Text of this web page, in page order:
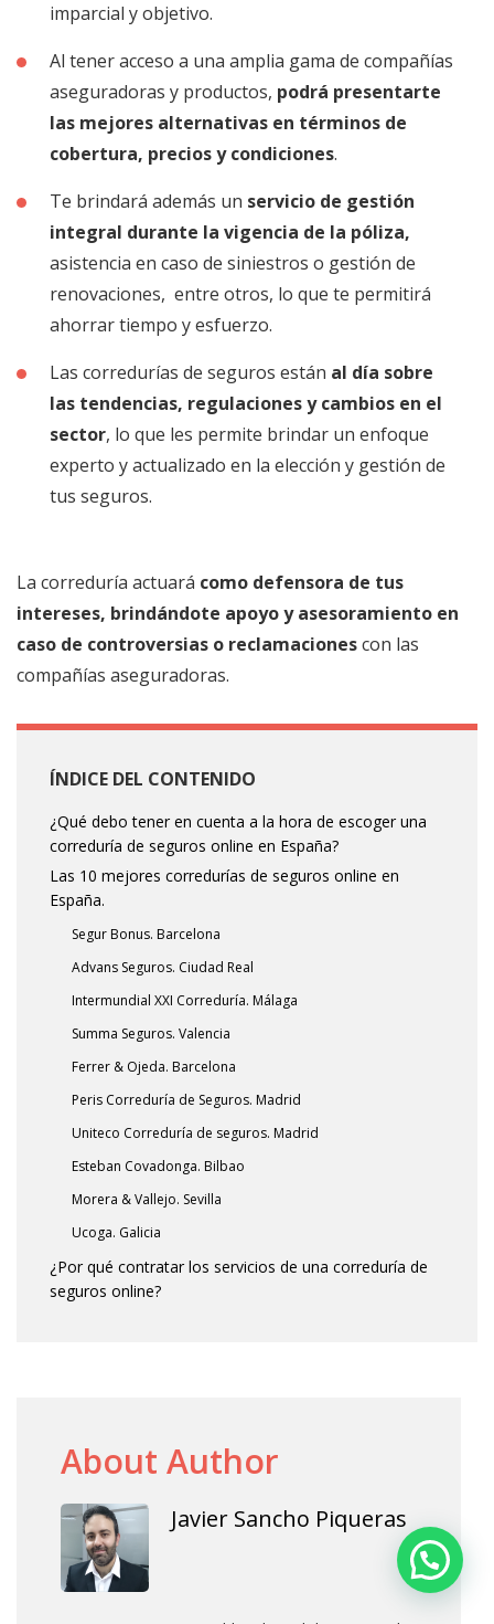
imparcial y objetivo.
Al tener acceso a una amplia gama de compañías
aseguradoras y productos, podrá presentarte
las mejores alternativas en términos de
cobertura, precios y condiciones.
Te brindará además un servicio de gestión
integral durante la vigencia de la póliza,
asistencia en caso de siniestros o gestión de
renovaciones, entre otros, lo que te permitirá
ahorrar tiempo y esfuerzo.
Las corredurías de seguros están al día sobre
las tendencias, regulaciones y cambios en el
sector, lo que les permite brindar un enfoque
experto y actualizado en la elección y gestión de
tus seguros.
La correduría actuará como defensora de tus
intereses, brindándote apoyo y asesoramiento en
caso de controversias o reclamacionescon las
compañías aseguradoras.
ÍNDICE DEL CONTENIDO
¿Qué debo tener en cuenta a la hora de escoger una
correduría de seguros online en España?
Las 10 mejores corredurías de seguros online en
España.
Segur Bonus. Barcelona
Advans Seguros. Ciudad Real
Intermundial XXI Correduría. Málaga
Summa Seguros. Valencia
Ferrer & Ojeda. Barcelona
Peris Correduría de Seguros. Madrid
Uniteco Correduría de seguros. Madrid
Esteban Covadonga. Bilbao
Morera & Vallejo. Sevilla
Ucoga. Galicia
¿Por qué contratar los servicios de una correduría de
seguros online?
About Author
Javier Sancho Piqueras